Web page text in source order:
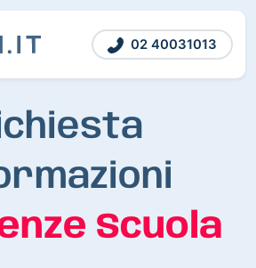
02 40031013
Scuola